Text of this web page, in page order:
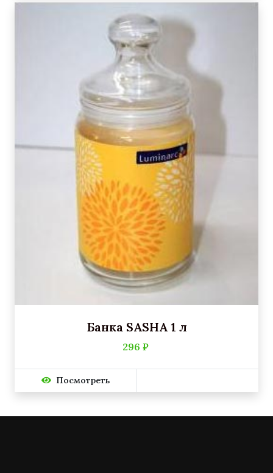
Банка SASHA 1 л
296 ₽
Посмотреть